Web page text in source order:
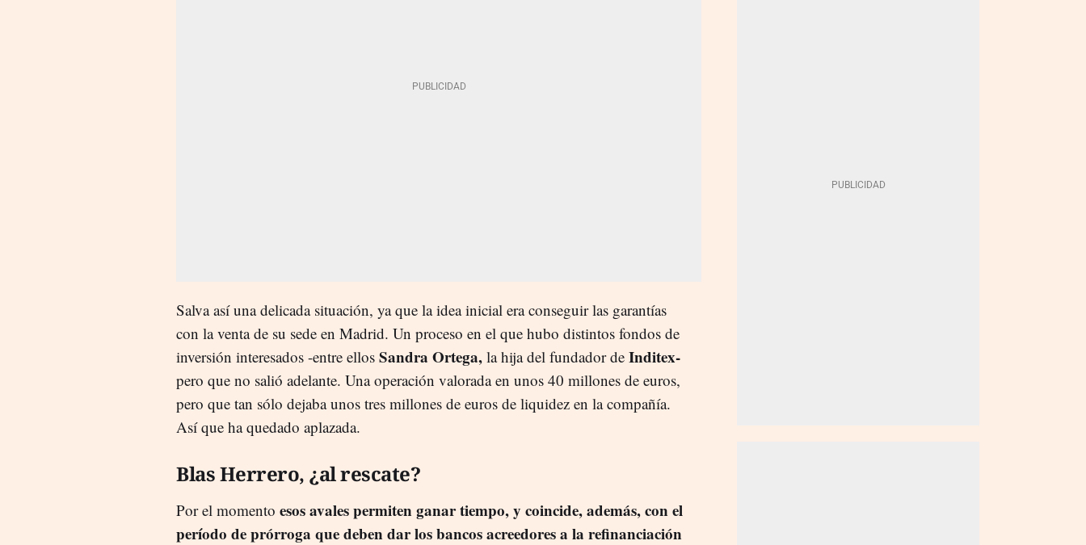
Salva así una delicada situación, ya que la idea inicial era conseguir las garantías
con la venta de su sede en Madrid. Un proceso en el que hubo distintos fondos de
inversión interesados -entre ellos Sandra Ortega, la hija del fundador de Inditex-
pero que no salió adelante. Una operación valorada en unos 40 millones de euros,
pero que tan sólo dejaba unos tres millones de euros de liquidez en la compañía.
Así que ha quedado aplazada.
Blas Herrero, ¿al rescate?
Por el momento esos avales permiten ganar tiempo, y coincide, además, con el
período de prórroga que deben dar los bancos acreedores a la refinanciación